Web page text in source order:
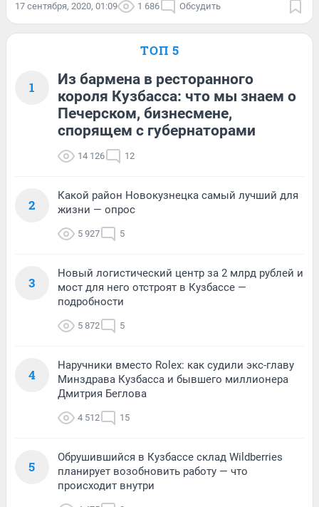
17 сентября, 2020, 01:09 1 686 Обсудить
ТОП 5
1
Из бармена в ресторанного
короля Кузбасса: что мы знаем о
Печерском, бизнесмене,
спорящем с губернаторами
14 126 12
2
Какой район Новокузнецка самый лучший для
жизни — опрос
5 927 5
3
Новый логистический центр за 2 млрд рублей и
мост для него отстроят в Кузбассе —
подробности
5 872 5
4
Наручники вместо Rolex: как судили экс-главу
Минздрава Кузбасса и бывшего миллионера
Дмитрия Беглова
4 512 15
5
Обрушившийся в Кузбассе склад Wildberries
планирует возобновить работу — что
происходит внутри